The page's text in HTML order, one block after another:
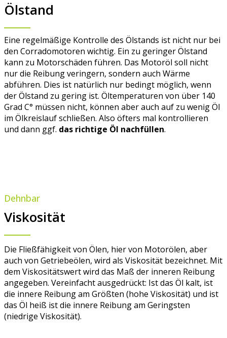
Ölstand
Eine regelmäßige Kontrolle des Ölstands ist nicht nur bei
den Corradomotoren wichtig. Ein zu geringer Ölstand
kann zu Motorschäden führen. Das Motoröl soll nicht
nur die Reibung veringern, sondern auch Wärme
abführen. Dies ist natürlich nur bedingt möglich, wenn
der Ölstand zu gering ist. Öltemperaturen von über 140
Grad C° müssen nicht, können aber auch auf zu wenig Öl
im Ölkreislauf schließen. Also öfters mal kontrollieren
und dann ggf. das richtige Öl nachfüllen.
Dehnbar
Viskosität
Die Fließfähigkeit von Ölen, hier von Motorölen, aber
auch von Getriebeölen, wird als Viskosität bezeichnet. Mit
dem Viskositätswert wird das Maß der inneren Reibung
angegeben. Vereinfacht ausgedrückt: Ist das Öl kalt, ist
die innere Reibung am Größten (hohe Viskosität) und ist
das Öl heiß ist die innere Reibung am Geringsten
(niedrige Viskosität).